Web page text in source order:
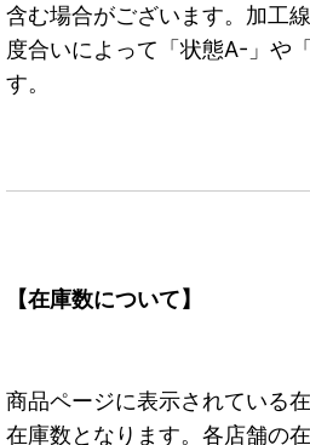
含む場合がございます。加工
度合いによって「状態A-」や
す。
【在庫数について】
商品ページに表示されている
在庫数となります。各店舗の